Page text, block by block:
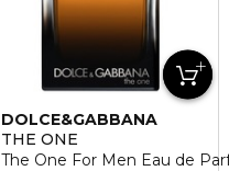
DOLCE&GABBANA
THE ONE
The One For Men Eau de